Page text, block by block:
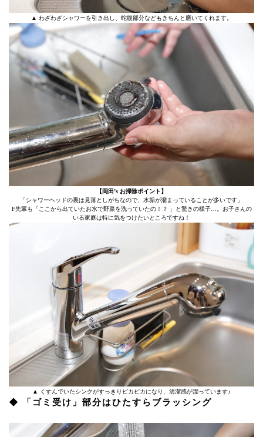
▲ わざわざシャワーを引き出し、蛇腹部分などもきちんと磨いてくれます。
【岡田’s お掃除ポイント】
「シャワーヘッドの裏は見落としがちなので、水垢が溜まっていることが多いです」
F先輩も「ここから出ていたお水で野菜を洗っていたの！？ 」と驚きの様子…。お子さんの
いる家庭は特に気をつけたいところですね！
▲ くすんでいたシンクがすっきりピカピカになり、清潔感が漂っています♪
◆ 「ゴミ受け」部分はひたすらブラッシング